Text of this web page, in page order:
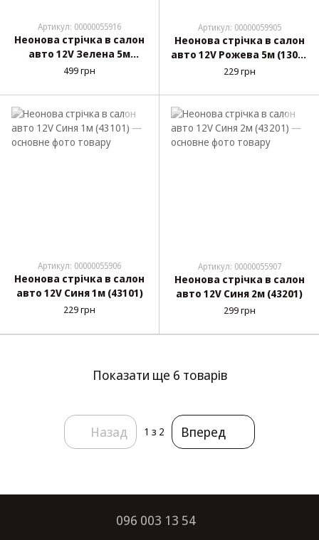
Артикул: 00000055916
Неонова стрічка в салон
авто 12V Зелена 5м
(43503)
499 грн
Артикул: 00000059905
Неонова стрічка в салон
авто 12V Рожева 5м (1302-
5M)
229 грн
Артикул: 00000055906
Неонова стрічка в салон
авто 12V Синя 1м (43101)
229 грн
Артикул: 00000055907
Неонова стрічка в салон
авто 12V Синя 2м (43201)
299 грн
Показати ще 6 товарів
Назад 1 з 2 Вперед
096 003 13 54